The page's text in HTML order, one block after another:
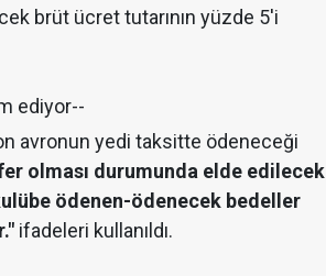
brüt ücret tutarının yüzde 5'i
ediyor--
avronun yedi taksitte ödeneceği
olması durumunda elde edilecek
ödenen-ödenecek bedeller
ifadeleri kullanıldı.